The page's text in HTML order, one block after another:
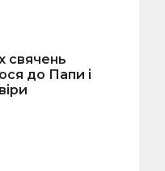
свячень
до Папи і